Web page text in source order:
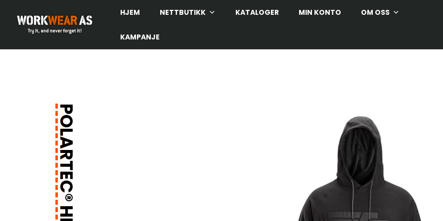
HJEM NETTBUTIKK KATALOGER MIN KONTO OM OSS
KAMPANJE